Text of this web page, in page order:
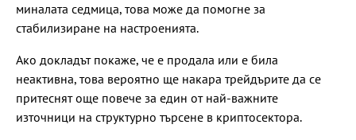
миналата седмица, това може да помогне за
стабилизиране на настроенията.
Ако докладът покаже, че е продала или е била
неактивна, това вероятно ще накара трейдърите да се
притеснят още повече за един от най-важните
източници на структурно търсене в криптосектора.